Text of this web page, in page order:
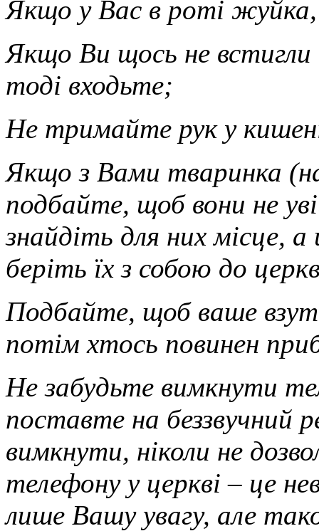
Якщо у Вас в роті
Якщо Ви щось не встигли
тоді входьте;
Не тримайте рук у
Якщо з Вами тваринка
подбайте, щоб вони не
знайдіть для них місце,
беріть їх з собою до
Подбайте, щоб ваше
потім хтось повинен
Не забудьте вимкнути
поставте на беззвучний
вимкнути, ніколи не
телефону у церкві – це
лише Вашу увагу, але